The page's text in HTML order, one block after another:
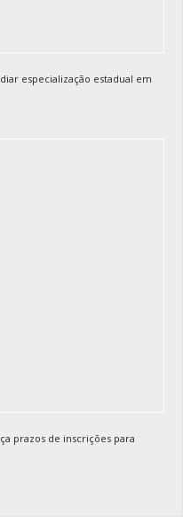
especialização estadual em
prazos de inscrições para